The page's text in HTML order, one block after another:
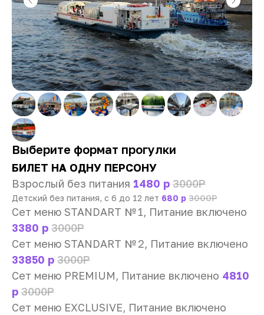
Выберите формат прогулки
БИЛЕТ НА ОДНУ ПЕРСОНУ
Взрослый без питания 1480 р 3000Р
Детский без питания, с 6 до 12 лет 680 р 3000Р
Сет меню STANDART № 1, Питание включено
3380 р 3000Р
Сет меню STANDART № 2, Питание включено
33850 р 3000Р
Сет меню PREMIUM, Питание включено 4810
р 3000Р
Сет меню EXCLUSIVE, Питание включено